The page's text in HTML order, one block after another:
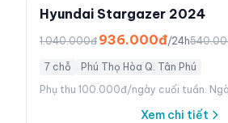
Hyundai Stargazer 2024
1.040.000đ 936.000đ/24h
7 chỗ
Phú Thọ Hòa Q. Tân Phú
Phụ thu 100.000đ/ngày cuối tuần.
Xem chi tiết